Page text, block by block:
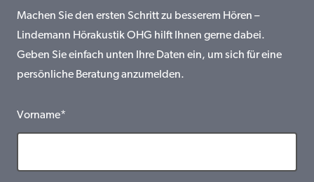
Machen Sie den ersten Schritt zu besserem Hören –
Lindemann Hörakustik OHG hilft Ihnen gerne dabei.
Geben Sie einfach unten Ihre Daten ein, um sich für eine
persönliche Beratung anzumelden.
Vorname*